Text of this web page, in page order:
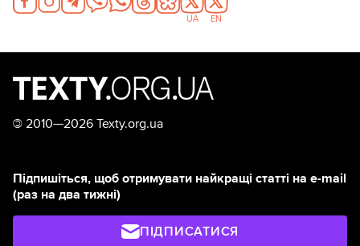
UA EN
© 2010—2026 Texty.org.ua
Підпишіться, щоб отримувати найкращі статті на e-mail
(раз на два тижні)
ПІДПИСАТИСЯ